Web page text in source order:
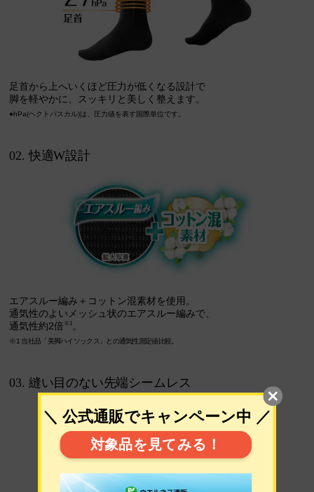
足首から上へいくほど圧力が低くなる設計で
脚を軽やかに、スッキリと美しく整えます。
●hPa(ヘクトパスカル)は、圧力値を表す国際単位です。
02. 快適W設計
エアスルー編み＋コットン混素材を使用。
通気性のよいメッシュ状のエアスルー編みで、
通気性約2倍 ※1 。
※1 当社品「美脚ハイソックス」との通気性測定値比較。
03. 縫い目のない先端シームレス